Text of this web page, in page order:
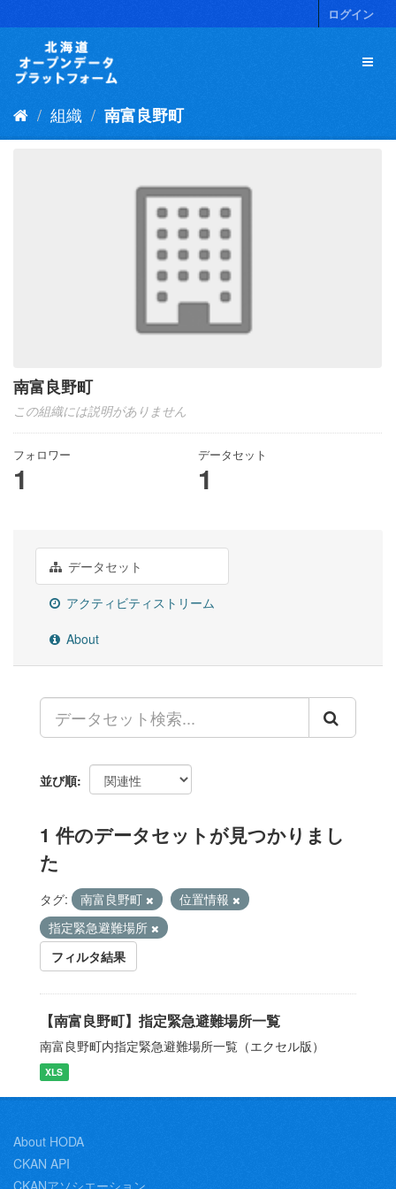
キ
ログイン
組織 南富良野町
南富良野町
この組織には説明がありません
フォロワー
1
データセット
1
データセット
アクティビティストリーム
About
並び順
1 件のデータセットが見つかりまし
た
タグ: 南富良野町
位置情報
指定緊急避難場所
フィルタ結果
【南富良野町】指定緊急避難場所一覧
南富良野町内指定緊急避難場所一覧（エクセル版）
XLS
About HODA
CKAN API